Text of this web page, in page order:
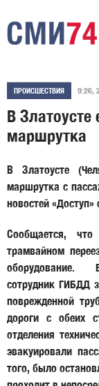
ПРОИСШЕСТВИЯ 9:26,
В Златоусте
маршрутка
В Златоусте
маршрутка с
новостей
Сообщается,
трамвайном
сотрудник ГИБДД
поврежденной
дороги с обеих
отделения
эвакуировали
того, было